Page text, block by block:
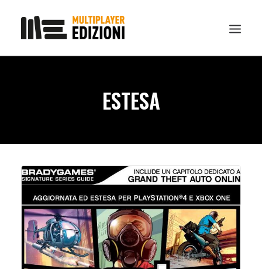
GADGET
NEWS
CONTATTI
CHI SIAMO
DOWNLOAD
RICERCA
ESTESA